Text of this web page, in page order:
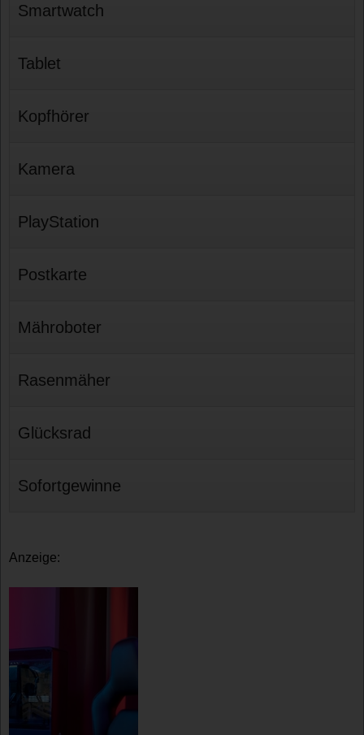
Smartwatch
Tablet
Kopfhörer
Kamera
PlayStation
Postkarte
Mähroboter
Rasenmäher
Glücksrad
Sofortgewinne
Anzeige: